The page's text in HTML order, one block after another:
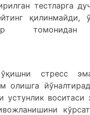
тестларга
қилинмайди,
стресс
олишга
воситаси